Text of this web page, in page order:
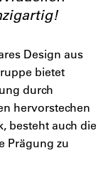
Design aus
bietet
durch
hervorstechen
besteht auch die
Prägung zu